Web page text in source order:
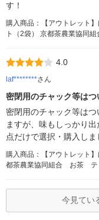
す！
購入商品：【アウトレット
ト（2袋） 京都茶農業協
4.0
laf********さん
密閉用のチャック等は
密閉用のチャック等は
ますが、味もしっかり
点だけで選択・購入しま
購入商品：【アウトレット
都茶農業協同組合 お茶
今見てい